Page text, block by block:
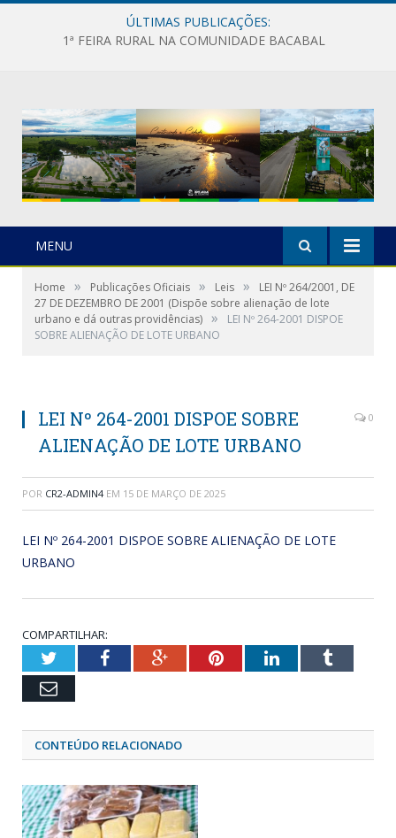
ÚLTIMAS PUBLICAÇÕES:
1ª FEIRA RURAL NA COMUNIDADE BACABAL
MENU
Home » Publicações Oficiais » Leis »
LEI Nº 264/2001, DE
27 DE DEZEMBRO DE 2001 (Dispõe sobre alienação de lote
urbano e dá outras providências) »
LEI Nº 264-2001 DISPOE
SOBRE ALIENAÇÃO DE LOTE URBANO
LEI Nº 264-2001 DISPOE SOBRE
ALIENAÇÃO DE LOTE URBANO
0
POR CR2-ADMIN4 EM 15 DE MARÇO DE 2025
LEI Nº 264-2001 DISPOE SOBRE ALIENAÇÃO DE LOTE
URBANO
COMPARTILHAR:
TwitterFacebookGoogle+PinterestLinkedInTumblr
Email
CONTEÚDO RELACIONADO